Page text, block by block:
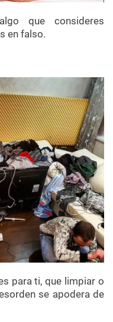
que consideres
en falso.
para ti, que limpiar o
se apodera de